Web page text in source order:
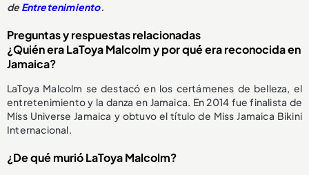
deEntretenimiento.
Preguntas y respuestas relacionadas
¿Quién era LaToya Malcolm y por qué era reconocida en
Jamaica?
LaToya Malcolm se destacó en los certámenes de belleza, el
entretenimiento y la danza en Jamaica. En 2014 fue finalista de
Miss Universe Jamaica y obtuvo el título de Miss Jamaica Bikini
Internacional.
¿De qué murió LaToya Malcolm?